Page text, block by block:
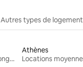
Autres types de
Locations moyenne et longue durée
Athènes